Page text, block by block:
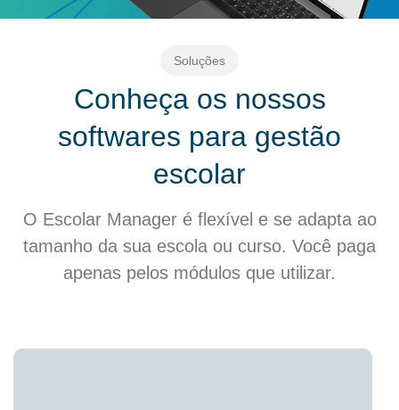
Soluções
Conheça os nossos
softwares para gestão
escolar
O Escolar Manager é flexível e se adapta ao
tamanho da sua escola ou curso. Você paga
apenas pelos módulos que utilizar.